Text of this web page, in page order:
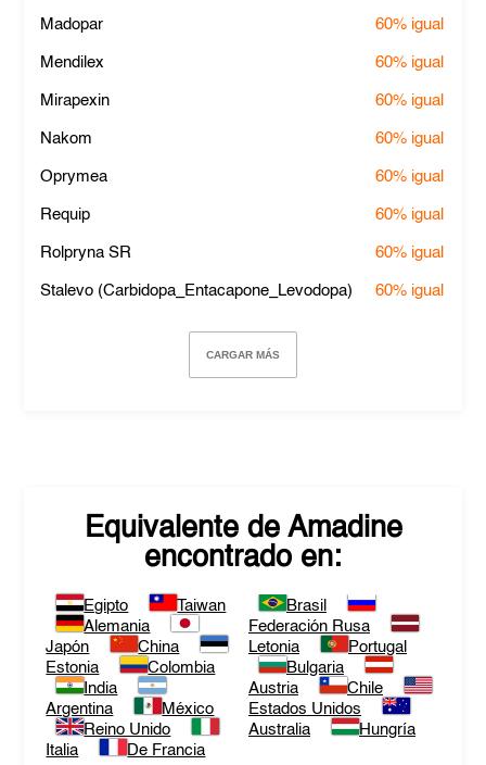
Madopar 60% igual
Mendilex 60% igual
Mirapexin 60% igual
Nakom 60% igual
Oprymea 60% igual
Requip 60% igual
Rolpryna SR 60% igual
Stalevo (Carbidopa_Entacapone_Levodopa) 60% igual
CARGAR MÁS
Equivalente de Amadine
encontrado en:
Egipto
Taiwan
Alemania
Japón
China
Estonia
Colombia
India
Argentina
México
Reino Unido
Italia
De Francia
Brasil
Federación Rusa
Letonia
Portugal
Bulgaria
Austria
Chile
Estados Unidos
Australia
Hungría